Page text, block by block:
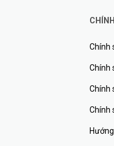
Chính
Chính
Chính
Chính